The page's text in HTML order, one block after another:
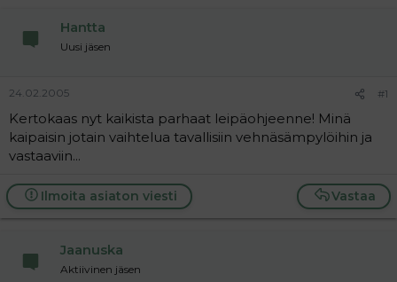
i
t
u
n
a
o
i
t
a
j
m
ä
n
v
s
t
i
Hantta
Uusi jäsen
24.02.2005 #1
Kertokaas nyt kaikista parhaat leipäohjeenne! Minä
kaipaisin jotain vaihtelua tavallisiin vehnäsämpylöihin ja
vastaaviin...
Vastaa
Ilmoita asiaton viesti
Jaanuska
Aktiivinen jäsen